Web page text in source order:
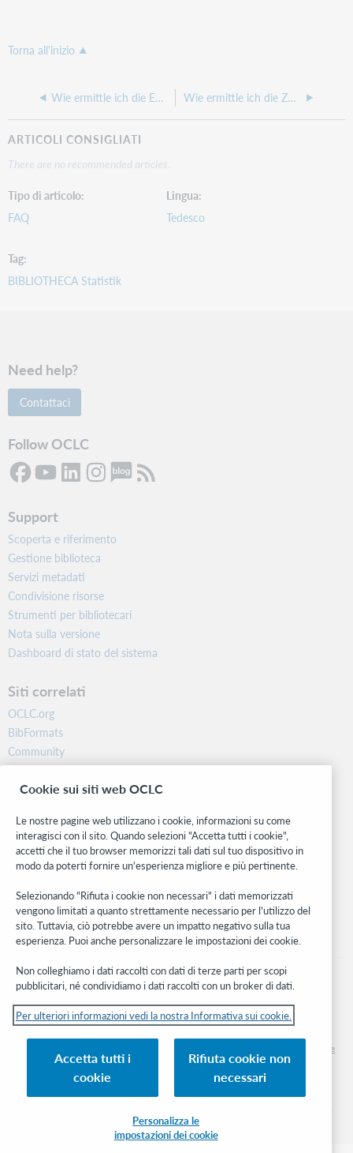
Torna all'inizio
Wie ermittle ich die Effizienz in der Statistik? Wie ermittle ich die Zu- oder Abgangszahlen ohne E-Medien?
ARTICOLI CONSIGLIATI
There are no recommended articles.
Tipo di articolo
FAQ
Lingua
Tedesco
Tag
BIBLIOTHECA Statistik
Need help?
Contattaci
Follow OCLC
Support
Scoperta e riferimento
Gestione biblioteca
Servizi metadati
Condivisione risorse
Strumenti per bibliotecari
Nota sulla versione
Dashboard di stato del sistema
Siti correlati
OCLC.org
BibFormats
Community
Ricerca
WebJunction
Stay in the know.
Ricevi gli ultimi aggiornamenti di prodotti, ricerche, eventi e molto
altro direttamente nella tua casella di posta.
Subscribe now
© 2026 OCLC
Marchi e/o marchi di servizio nazionali e internazionali di OCLC, Inc. e delle sue
Informativa sui cookie Elenco e impostazioni dei cookie
Cookie sui siti web OCLC
Le nostre pagine web utilizzano i cookie, informazioni su come
interagisci con il sito. Quando selezioni "Accetta tutti i cookie",
accetti che il tuo browser memorizzi tali dati sul tuo dispositivo in
modo da poterti fornire un'esperienza migliore e più pertinente.
Selezionando "Rifiuta i cookie non necessari" i dati memorizzati
vengono limitati a quanto strettamente necessario per l'utilizzo del
sito. Tuttavia, ciò potrebbe avere un impatto negativo sulla tua
esperienza. Puoi anche personalizzare le impostazioni dei cookie.
Non colleghiamo i dati raccolti con dati di terze parti per scopi
pubblicitari, né condividiamo i dati raccolti con un broker di dati.
Per ulteriori informazioni vedi la nostra Informativa sui cookie.
Accetta tutti i
cookie
Rifiuta cookie non
necessari
Personalizza le
impostazioni dei cookie